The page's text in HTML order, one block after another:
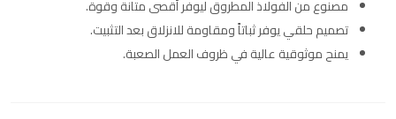
مصنوع من الفولاذ المطروق ليوفر أقصى متانة وقوة.
تصميم حلقي يوفر ثباتاً ومقاومة للانزلاق بعد التثبيت.
يمنح موثوقية عالية في ظروف العمل الصعبة.